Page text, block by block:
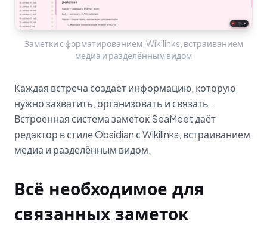
Заметки с форматированием, Wikilinks, встраиванием
медиа и разделённым видом
Каждая встреча создаёт информацию, которую
нужно захватить, организовать и связать.
Встроенная система заметок SeaMeet даёт
редактор в стиле Obsidian с Wikilinks, встраиванием
медиа и разделённым видом.
Всё необходимое для
связанных заметок